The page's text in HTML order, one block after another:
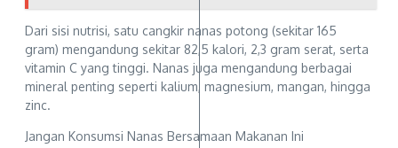
Dari sisi nutrisi, satu cangkir nanas potong (sekitar 165
gram) mengandung sekitar 82,5 kalori, 2,3 gram serat, serta
vitamin C yang tinggi. Nanas juga mengandung berbagai
mineral penting seperti kalium, magnesium, mangan, hingga
zinc.
Jangan Konsumsi Nanas Bersamaan Makanan Ini